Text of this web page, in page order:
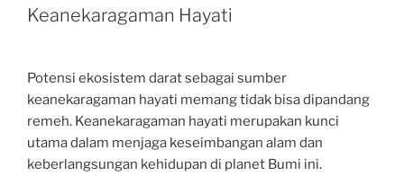
Keanekaragaman Hayati
Potensi ekosistem darat sebagai sumber
keanekaragaman hayati memang tidak bisa dipandang
remeh. Keanekaragaman hayati merupakan kunci
utama dalam menjaga keseimbangan alam dan
keberlangsungan kehidupan di planet Bumi ini.